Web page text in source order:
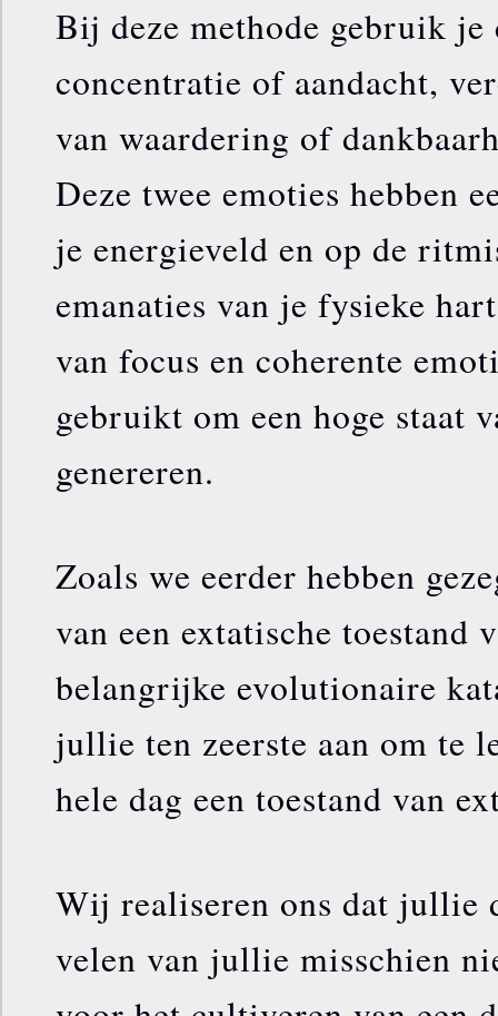
Bij deze methode gebruik
concentratie of aandacht,
van waardering of
Deze twee emoties hebben
je energieveld en op de
emanaties van je fysieke
van focus en coherente
gebruikt om een hoge staat
genereren.
Zoals we eerder hebben
van een extatische toestand
belangrijke evolutionaire
jullie ten zeerste aan om te
hele dag een toestand van
Wij realiseren ons dat jullie
velen van jullie misschien